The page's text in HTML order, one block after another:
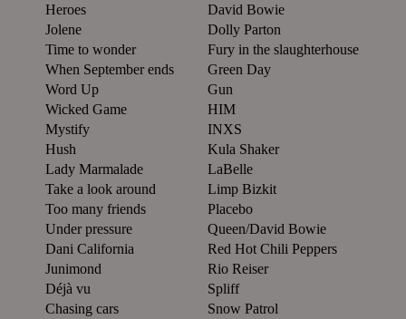
Heroes
David Bowie
Jolene
Dolly Parton
Time to wonder
Fury in the slaughterhouse
When September ends
Green Day
Word Up
Gun
Wicked Game
HIM
Mystify
INXS
Hush
Kula Shaker
Lady Marmalade
LaBelle
Take a look around
Limp Bizkit
Too many friends
Placebo
Under pressure
Queen/David Bowie
Dani California
Red Hot Chili Peppers
Junimond
Rio Reiser
Déjà vu
Spliff
Chasing cars
Snow Patrol